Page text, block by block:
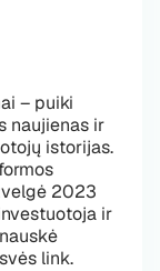
– puiki
naujienas ir
istorijas.
2023
ir
link.